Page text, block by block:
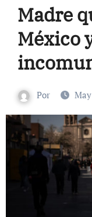
Madre
México
Por